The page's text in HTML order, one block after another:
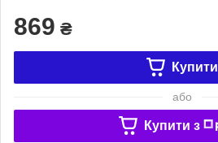
869 ₴
Купити
або
Купити з